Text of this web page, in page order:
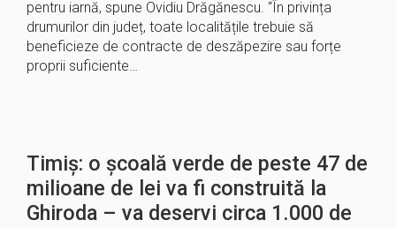
pentru iarnă, spune Ovidiu Drăgănescu. “În privința
drumurilor din județ, toate localitățile trebuie să
beneficieze de contracte de deszăpezire sau forțe
proprii suficiente…
Timiș: o școală verde de peste 47 de
milioane de lei va fi construită la
Ghiroda – va deservi circa 1.000 de